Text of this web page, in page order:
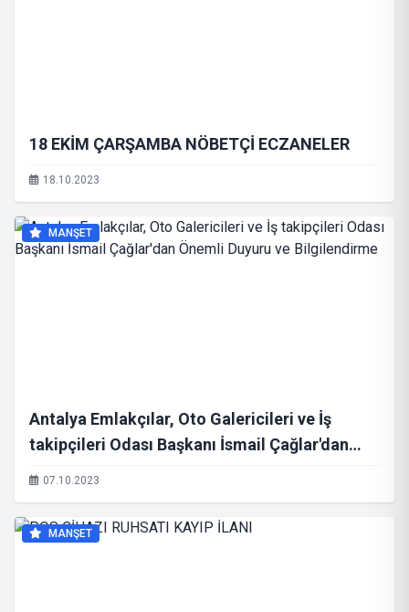
18 EKİM ÇARŞAMBA NÖBETÇİ ECZANELER
18.10.2023
MANŞET
Antalya Emlakçılar, Oto Galericileri ve İş
takipçileri Odası Başkanı İsmail Çağlar'dan
Önemli Duyuru ve Bilgilendirme
07.10.2023
MANŞET